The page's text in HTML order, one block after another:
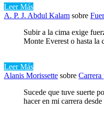
Leer Más
A. P. J. Abdul Kalam sobre
Subir a la cima exige
Monte Everest o hasta la
Leer Más
Alanis Morissette sobre Carrera
Sucede que tuve suerte
hacer en mi carrera